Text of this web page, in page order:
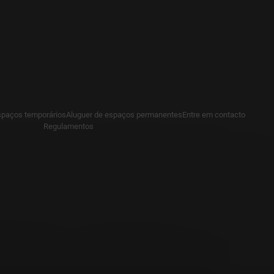
temporáriosAluguer de espaços permanentesEntre em contacto
Regulamentos